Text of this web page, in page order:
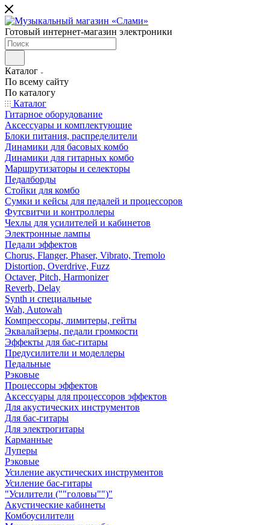
Готовый интернет-магазин электроники
Каталог
По всему сайту
По каталогу
Каталог
Гитарное оборудование
Аксессуары и комплектующие
Блоки питания, распределители
Динамики для басовых комбо
Динамики для гитарных комбо
Маршрутизаторы и селекторы
Педалборды
Стойки для комбо
Сумки и кейсы для педалей и процессоров
Футсвитчи и контроллеры
Чехлы для усилителей и кабинетов
Электронные лампы
Педали эффектов
Chorus, Flanger, Phaser, Vibrato, Tremolo
Distortion, Overdrive, Fuzz
Octaver, Pitch, Harmonizer
Reverb, Delay
Synth и специальные
Wah, Autowah
Компрессоры, лимитеры, гейты
Эквалайзеры, педали громкости
Эффекты для бас-гитары
Предусилители и моделлеры
Педальные
Рэковые
Процессоры эффектов
Аксессуары для процессоров эффектов
Для акустических инструментов
Для бас-гитары
Для электрогитары
Карманные
Луперы
Рэковые
Усиление акустических инструментов
Усиление бас-гитары
"Усилители (""головы"")"
Акустические кабинеты
Комбоусилители